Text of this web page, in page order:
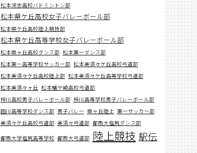
松本深志高校バドミントン部
松本県ケ丘高校女子バレーボール部
松本県ケ丘高校陸上競技部
松本県ケ丘高等学校女子バレーボール部
松本県ヶ丘高校ダンス部 松本第一ダンス部
松本第一高等学校サッカー部 松本美須々ケ丘高校弓道部
松本美須々ケ丘高校陸上部 松本美須々ケ丘高等学校弓道部
松本美須々ヶ丘 松本蟻ケ崎高校弓道部
梓川高校男子バレーボール部 梓川高等学校男子バレーボール部
田川高等学校ダンス部 男子バレー 県ヶ丘陸上 第一サッカー部
美須々ケ丘高校弓道部 美須々弓道部 都市大塩尻ダンス部
都市大学塩尻高等学校 都市大弓道部 陸上競技 駅伝